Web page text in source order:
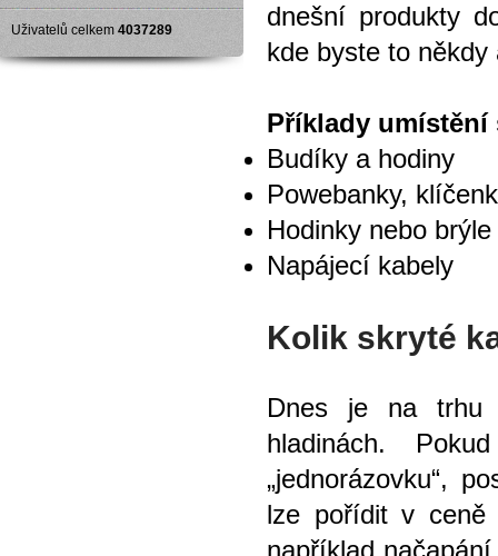
dnešní produkty
kde byste to někdy
Příklady umístění
Budíky a hodiny
Powebanky,
Hodinky nebo brýle
Napájecí kabely
Kolik skryté
Dnes je na trhu
hladinách.
„jednorázovku“,
lze pořídit v ceně
například
Uživatelů celkem 4037289